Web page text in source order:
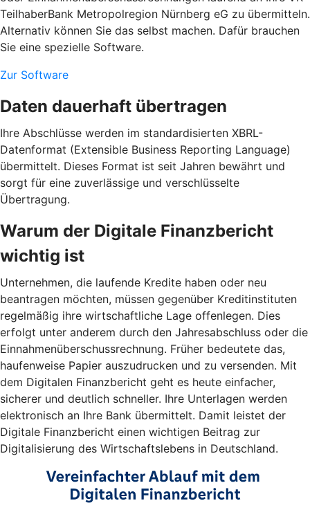
TeilhaberBank Metropolregion Nürnberg eG zu übermitteln.
Alternativ können Sie das selbst machen. Dafür brauchen
Sie eine spezielle Software.
Zur Software
Daten dauerhaft übertragen
Ihre Abschlüsse werden im standardisierten XBRL-
Datenformat (Extensible Business Reporting Language)
übermittelt. Dieses Format ist seit Jahren bewährt und
sorgt für eine zuverlässige und verschlüsselte
Übertragung.
Warum der Digitale Finanzbericht
wichtig ist
Unternehmen, die laufende Kredite haben oder neu
beantragen möchten, müssen gegenüber Kreditinstituten
regelmäßig ihre wirtschaftliche Lage offenlegen. Dies
erfolgt unter anderem durch den Jahresabschluss oder die
Einnahmenüberschussrechnung. Früher bedeutete das,
haufenweise Papier auszudrucken und zu versenden. Mit
dem Digitalen Finanzbericht geht es heute einfacher,
sicherer und deutlich schneller. Ihre Unterlagen werden
elektronisch an Ihre Bank übermittelt. Damit leistet der
Digitale Finanzbericht einen wichtigen Beitrag zur
Digitalisierung des Wirtschaftslebens in Deutschland.